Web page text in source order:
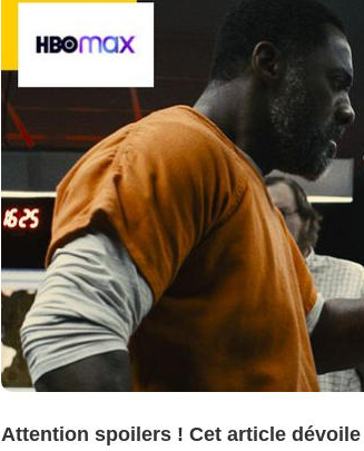
Attention spoilers ! Cet article